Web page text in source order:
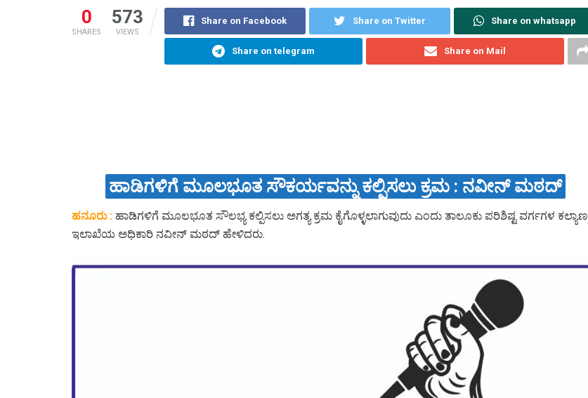
0
SHARES
573
VIEWS
Share on Facebook Share on Twitter Share on whatsapp
Share on telegram Share on Mail
ಹಾಡಿಗಳಿಗೆ ಮೂಲಭೂತ ಸೌಕರ್ಯವನ್ನು ಕಲ್ಪಿಸಲು ಕ್ರಮ : ನವೀನ್ ಮಠದ್
ಹನೂರು : ಹಾಡಿಗಳಿಗೆ ಮೂಲಭೂತ ಸೌಲಭ್ಯ ಕಲ್ಪಿಸಲು ಅಗತ್ಯ ಕ್ರಮ ಕೈಗೊಳ್ಳಲಾಗುವುದು ಎಂದು ತಾಲೂಕು ಪರಿಶಿಷ್ಟ ವರ್ಗಗಳ ಕಲ್ಯಾಣ
ಇಲಾಖೆಯ ಅಧಿಕಾರಿ ನವೀನ್ ಮಠದ್ ಹೇಳಿದರು.